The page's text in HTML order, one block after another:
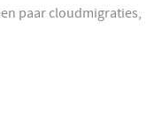
paar cloudmigraties,